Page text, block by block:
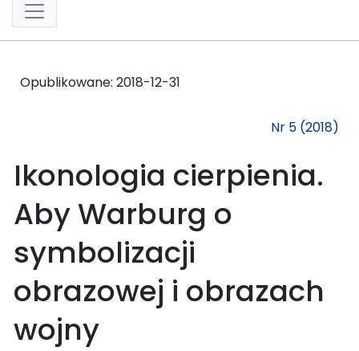
Opublikowane: 2018-12-31
Nr 5 (2018)
Ikonologia cierpienia.
Aby Warburg o
symbolizacji
obrazowej i obrazach
wojny